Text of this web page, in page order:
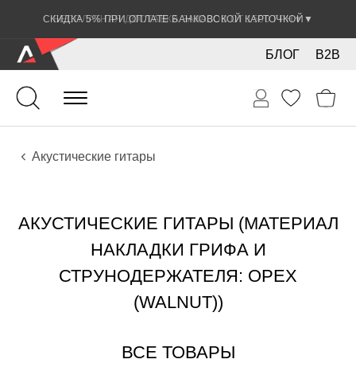
СКИДКА 5% ПРИ ОПЛАТЕ БАНКОВСКОЙ КАРТОЧКОЙ ▼
B2B
БЛОГ
Гитары
Акустические инструменты
Инструменты
Акустические гитары
АКУСТИЧЕСКИЕ ГИТАРЫ (МАТЕРИАЛ
НАКЛАДКИ ГРИФА И
СТРУНОДЕРЖАТЕЛЯ: ОРЕХ
(WALNUT))
ВСЕ ТОВАРЫ